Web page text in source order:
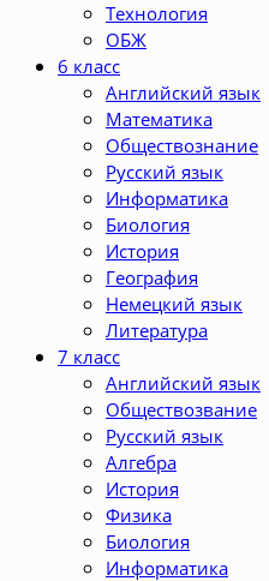
Технология
ОБЖ
6 класс
Английский язык
Математика
Обществознание
Русский язык
Информатика
Биология
История
География
Немецкий язык
Литература
7 класс
Английский язык
Обществозвание
Русский язык
Алгебра
История
Физика
Биология
Информатика